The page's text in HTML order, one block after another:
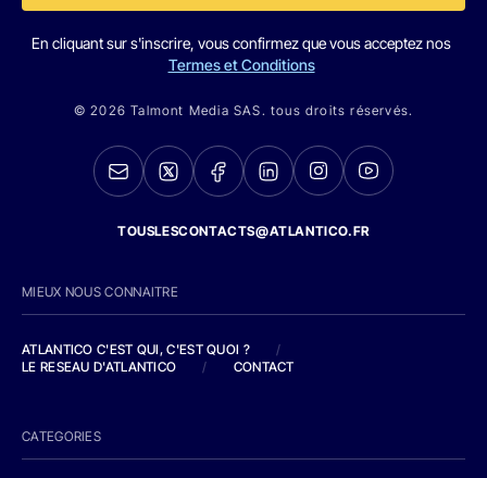
En cliquant sur s'inscrire, vous confirmez que vous acceptez nos
Termes et Conditions
© 2026 Talmont Media SAS. tous droits réservés.
TOUSLESCONTACTS@ATLANTICO.FR
MIEUX NOUS CONNAITRE
ATLANTICO C'EST QUI, C'EST QUOI ?
/
LE RESEAU D'ATLANTICO
/ CONTACT
CATEGORIES